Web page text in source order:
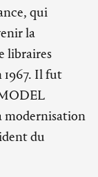
qui
la
libraires
1967. Il fut
modernisation
du